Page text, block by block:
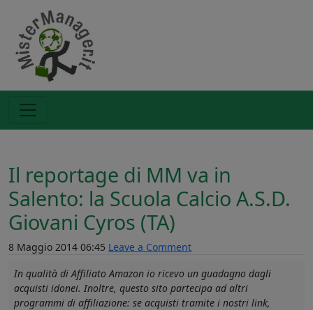
Il reportage di MM va in
Salento: la Scuola Calcio A.S.D.
Giovani Cyros (TA)
8 Maggio 2014 06:45 Leave a Comment
In qualità di Affiliato Amazon io ricevo un guadagno dagli
acquisti idonei. Inoltre, questo sito partecipa ad altri
programmi di affiliazione: se acquisti tramite i nostri link,